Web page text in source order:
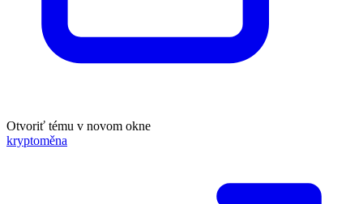
Otvoriť tému v novom okne
kryptoměna